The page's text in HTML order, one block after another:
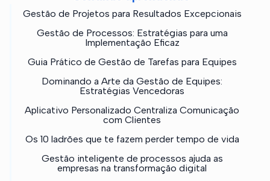
Gestão de Projetos para Resultados Excepcionais
Gestão de Processos: Estratégias para uma
Implementação Eficaz
Guia Prático de Gestão de Tarefas para Equipes
Dominando a Arte da Gestão de Equipes:
Estratégias Vencedoras
Aplicativo Personalizado Centraliza Comunicação
com Clientes
Os 10 ladrões que te fazem perder tempo de vida
Gestão inteligente de processos ajuda as
empresas na transformação digital